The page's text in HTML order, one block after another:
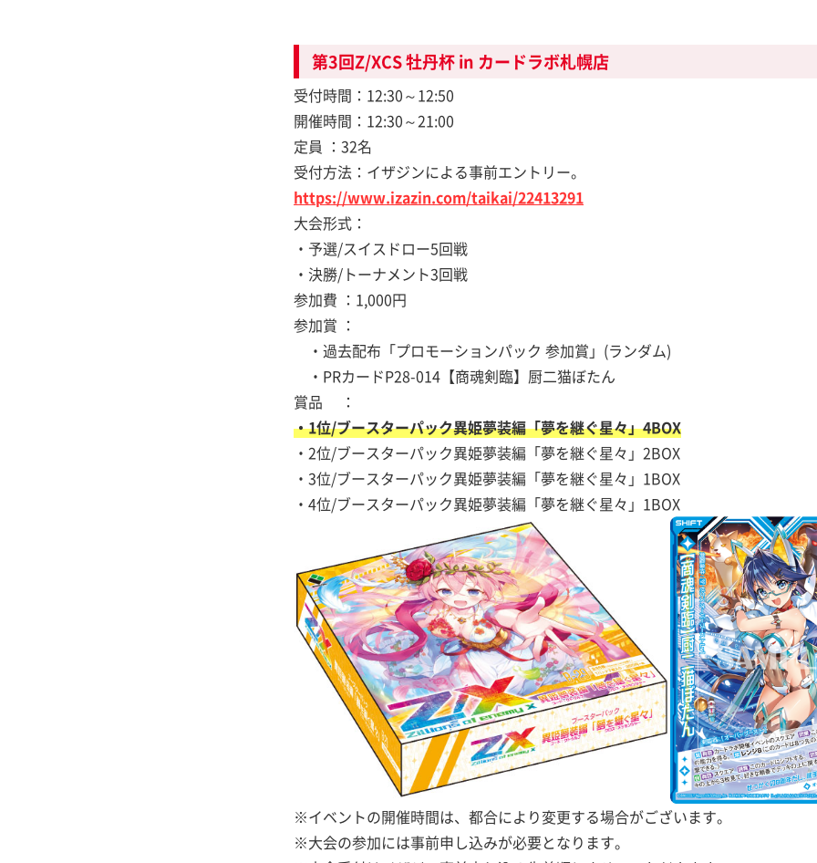
第3回Z/XCS 牡丹杯 in カードラボ札幌店
受付時間：12:30～12:50
開催時間：12:30～21:00
定員 ：32名
受付方法：イザジンによる事前エントリー。
https://www.izazin.com/taikai/22413291
大会形式：
・予選/スイスドロー5回戦
・決勝/トーナメント3回戦
参加費 ：1,000円
参加賞 ：
・過去配布「プロモーションパック 参加賞」(ランダム)
・PRカードP28-014【商魂剣臨】厨二猫ぼたん
賞品 ：
・1位/ブースターパック異姫夢装編「夢を継ぐ星々」4BOX
・2位/ブースターパック異姫夢装編「夢を継ぐ星々」2BOX
・3位/ブースターパック異姫夢装編「夢を継ぐ星々」1BOX
・4位/ブースターパック異姫夢装編「夢を継ぐ星々」1BOX
※イベントの開催時間は、都合により変更する場合がございます。
※大会の参加には事前申し込みが必要となります。